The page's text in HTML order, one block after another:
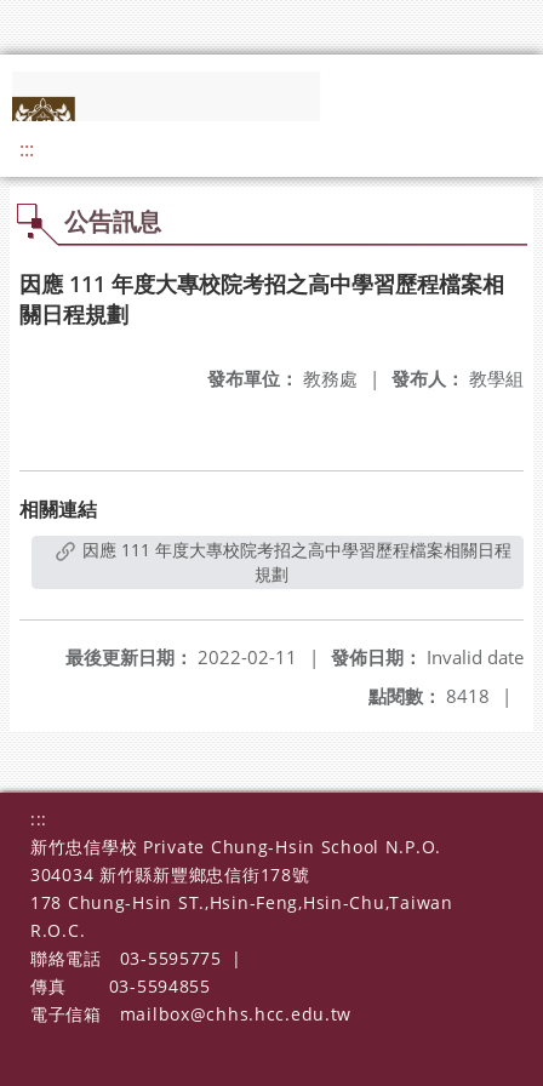
:::
公告訊息
因應 111 年度大專校院考招之高中學習歷程檔案相
關日程規劃
發布人： 教學組
發布單位： 教務處 |
相關連結
規劃
發佈日期： Invalid date
最後更新日期： 2022-02-11
|
點閱數： 8418 |
:::
新竹忠信學校 Private Chung-Hsin School N.P.O.
304034 新竹縣新豐鄉忠信街178號
178 Chung-Hsin ST.,Hsin-Feng,Hsin-Chu,Taiwan
R.O.C.
聯絡電話
03-5595775
|
傳真
03-5594855
電子信箱
mailbox@chhs.hcc.edu.tw